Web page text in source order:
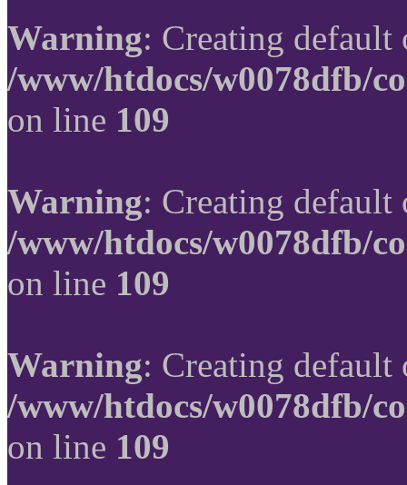
Warning: Creating
/www/htdocs/w0078dfb/
on line 109
Warning: Creating
/www/htdocs/w0078dfb/
on line 109
Warning: Creating
/www/htdocs/w0078dfb/
on line 109